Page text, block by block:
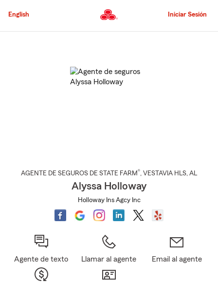
al
principal
English Iniciar Sesión
AGENTE DE SEGUROS DE STATE FARM®, VESTAVIA HLS, AL
Alyssa Holloway
Holloway Ins Agcy Inc
Agente de texto Llamar al agente Email al agente